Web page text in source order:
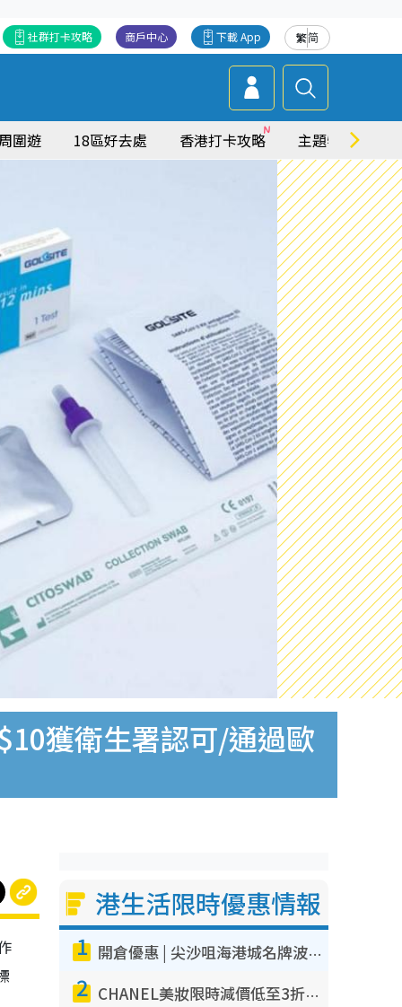
繁简
下載 App
商戶中心
社群打卡攻略
圍遊 18區好去處 香港打卡攻略 主題特集
獲衛生署認可/通過歐
港生活限時優惠情報
1 開倉優惠 | 尖沙咀海港城名牌波鞋開倉低至1折！On鞋$899起／Joy&Peace鞋履$98起
2 CHANEL美妝限時減價低至3折！人氣粉底/唇膏/精華液低至$275！COCO香水都有平